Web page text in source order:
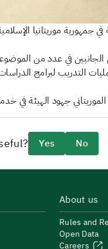
موريتانيا
التدريب لبرامج
Yes No
About us
Rules and
Open Data
Careers